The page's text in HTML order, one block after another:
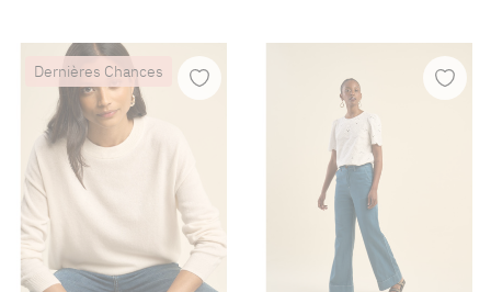
Dernières Chances